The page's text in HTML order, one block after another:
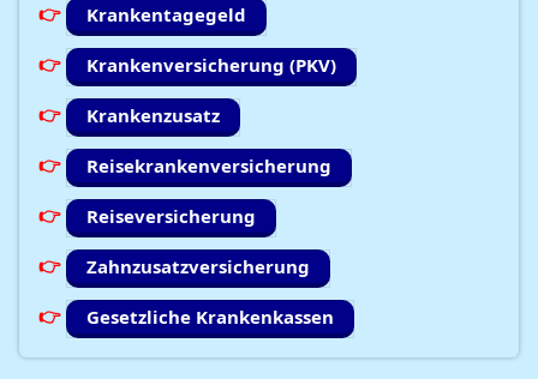
Krankentagegeld
Krankenversicherung (PKV)
Krankenzusatz
Reisekrankenversicherung
Reiseversicherung
Zahnzusatzversicherung
Gesetzliche Krankenkassen